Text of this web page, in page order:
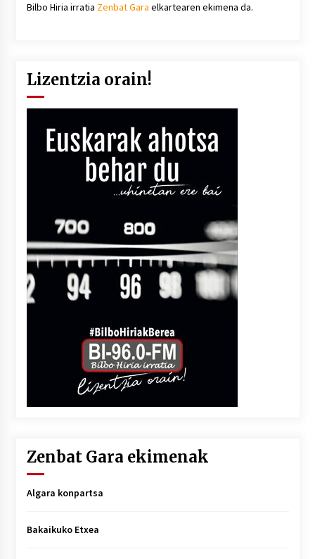
Bilbo Hiria irratia Zenbat Gara elkartearen ekimena da.
Lizentzia orain!
Zenbat Gara ekimenak
Algara konpartsa
Bakaikuko Etxea